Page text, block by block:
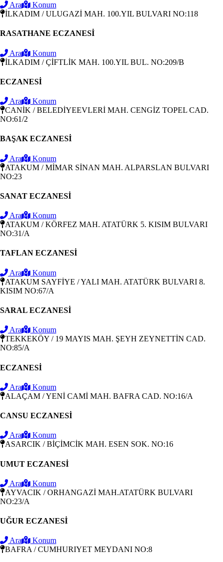
Ara
Konum
İLKADIM / ULUGAZİ MAH. 100.YIL BULVARI NO:118
RASATHANE ECZANESİ
Ara
Konum
İLKADIM / ÇİFTLİK MAH. 100.YIL BUL. NO:209/B
ECZANESİ
Ara
Konum
CANİK / BELEDİYEEVLERİ MAH. CENGİZ TOPEL CAD.
NO:61/2
BAŞAK ECZANESİ
Ara
Konum
ATAKUM / MİMAR SİNAN MAH. ALPARSLAN BULVARI
NO:23
SANAT ECZANESİ
Ara
Konum
ATAKUM / KÖRFEZ MAH. ATATÜRK 5. KISIM BULVARI
NO:31/A
TAFLAN ECZANESİ
Ara
Konum
ATAKUM SAYFİYE / YALI MAH. ATATÜRK BULVARI 8.
KISIM NO:67/A
SARAL ECZANESİ
Ara
Konum
TEKKEKÖY / 19 MAYIS MAH. ŞEYH ZEYNETTİN CAD.
NO:85/A
ECZANESİ
Ara
Konum
ALAÇAM / YENİ CAMİ MAH. BAFRA CAD. NO:16/A
CANSU ECZANESİ
Ara
Konum
ASARCIK / BİÇİMCİK MAH. ESEN SOK. NO:16
UMUT ECZANESİ
Ara
Konum
AYVACIK / ORHANGAZİ MAH.ATATÜRK BULVARI
NO:23/A
UĞUR ECZANESİ
Ara
Konum
BAFRA / CUMHURIYET MEYDANI NO:8